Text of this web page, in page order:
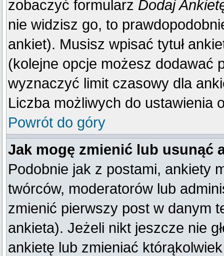
zobaczyć formularz Dodaj
nie widzisz go, to
ankiet). Musisz wpisać tytuł
(kolejne opcje możesz dodawać
wyznaczyć limit czasowy dla
Liczba możliwych do ustawienia
Powrót do góry
Jak mogę zmienić lub usunąć
Podobnie jak z postami, ankiety
twórców, moderatorów lub
zmienić pierwszy post w danym
ankieta). Jeżeli nikt jeszcze nie
ankietę lub zmieniać